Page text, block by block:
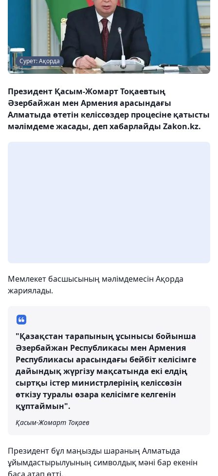
Сурет: Ақорда
Президент Қасым-Жомарт Тоқаевтың
Әзербайжан мен Армения арасындағы
Алматыда өтетін келіссөздер процесіне қатысты
мәлімдеме жасады, деп хабарлайды Zakon.kz.
Мемлекет басшысының мәлімдемесін Ақорда
жариялады.
"Қазақстан тарапының ұсынысы бойынша
Әзербайжан Республикасы мен Армения
Республикасы арасындағы бейбіт келісімге
дайындық жүргізу мақсатында екі елдің
сыртқы істер министрлерінің келіссөзін
өткізу туралы өзара келісімге келгенін
құптаймын".
Қасым-Жомарт Тоқаев
Президент бұл маңызды шараның Алматыда
ұйымдастырылуының символдық мәні бар екенін